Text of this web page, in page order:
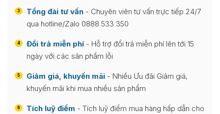
3 Tổng đài tư vấn - Chuyên viên tư vấn trực tiếp 24/7
qua hotline/Zalo 0888 533 350
4 Đổi trả miễn phí - Hỗ trợ đổi trả miễn phí lên tới 15
ngày với các sản phẩm lỗi
5 Giảm giá, khuyến mãi - Nhiều Ưu đãi Giảm giá,
khuyến mãi khi mua nhiều sản phẩm
6 Tích luỹ điểm - Tích luỹ điểm mua hàng hấp dẫn cho